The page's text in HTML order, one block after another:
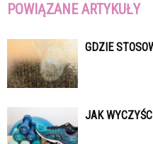
POWIĄZANE ARTYKUŁY
GDZIE
JAK